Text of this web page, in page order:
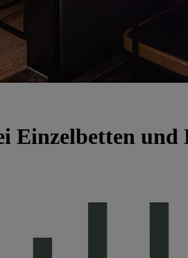
Einzelbetten und